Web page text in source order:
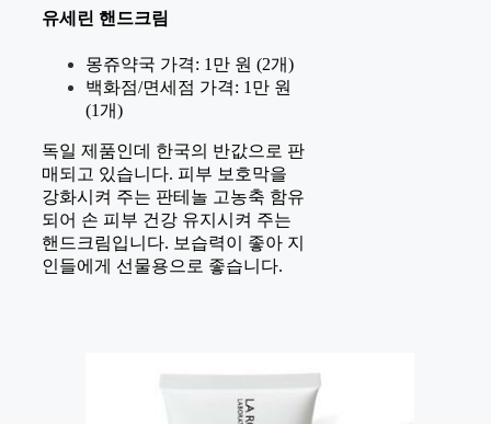
유세린 핸드크림
몽쥬약국 가격: 1만 원 (2개)
백화점/면세점 가격: 1만 원
(1개)
독일 제품인데 한국의 반값으로 판
매되고 있습니다. 피부 보호막을
강화시켜 주는 판테놀 고농축 함유
되어 손 피부 건강 유지시켜 주는
핸드크림입니다. 보습력이 좋아 지
인들에게 선물용으로 좋습니다.